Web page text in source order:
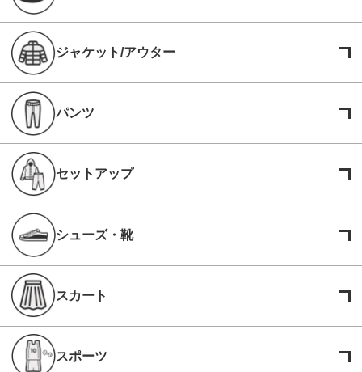
ジャケット/アウター
パンツ
セットアップ
シューズ・靴
スカート
スポーツ